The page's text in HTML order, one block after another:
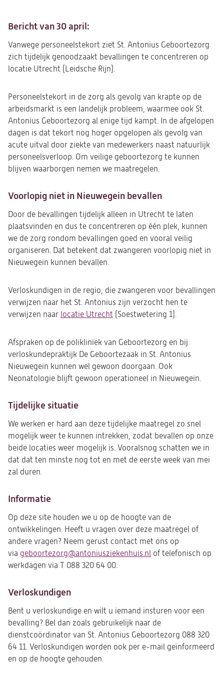
Bericht van 30 april:
Vanwege personeelstekort ziet St. Antonius Geboortezorg
zich tijdelijk genoodzaakt bevallingen te concentreren op
locatie Utrecht (Leidsche Rijn).
Personeelstekort in de zorg als gevolg van krapte op de
arbeidsmarkt is een landelijk probleem, waarmee ook St.
Antonius Geboortezorg al enige tijd kampt. In de afgelopen
dagen is dat tekort nog hoger opgelopen als gevolg van
acute uitval door ziekte van medewerkers naast natuurlijk
personeelsverloop. Om veilige geboortezorg te kunnen
blijven waarborgen nemen we maatregelen.
Voorlopig niet in Nieuwegein bevallen
Door de bevallingen tijdelijk alleen in Utrecht te laten
plaatsvinden en dus te concentreren op één plek, kunnen
we de zorg rondom bevallingen goed en vooral veilig
organiseren. Dat betekent dat zwangeren voorlopig niet in
Nieuwegein kunnen bevallen.
Verloskundigen in de regio, die zwangeren voor bevallingen
verwijzen naar het St. Antonius zijn verzocht hen te
verwijzen naar locatie Utrecht (Soestwetering 1).
Afspraken op de polikliniek van Geboortezorg en bij
verloskundepraktijk De Geboortezaak in St. Antonius
Nieuwegein kunnen wel gewoon doorgaan. Ook
Neonatologie blijft gewoon operationeel in Nieuwegein.
Tijdelijke situatie
We werken er hard aan deze tijdelijke maatregel zo snel
mogelijk weer te kunnen intrekken, zodat bevallen op onze
beide locaties weer mogelijk is. Vooralsnog schatten we in
dat dat ten minste nog tot en met de eerste week van mei
zal duren.
Informatie
Op deze site houden we u op de hoogte van de
ontwikkelingen. Heeft u vragen over deze maatregel of
andere vragen? Neem gerust contact met ons op
via geboortezorg@antoniusziekenhuis.nl (opent
of telefonisch op
werkdagen via T 088 320 64 00.
Verloskundigen
Bent u verloskundige en wilt u iemand insturen voor een
bevalling? Bel dan zoals gebruikelijk naar de
dienstcoördinator van St. Antonius Geboortezorg 088 320
64 11. Verloskundigen worden ook per e-mail geïnformeerd
en op de hoogte gehouden.